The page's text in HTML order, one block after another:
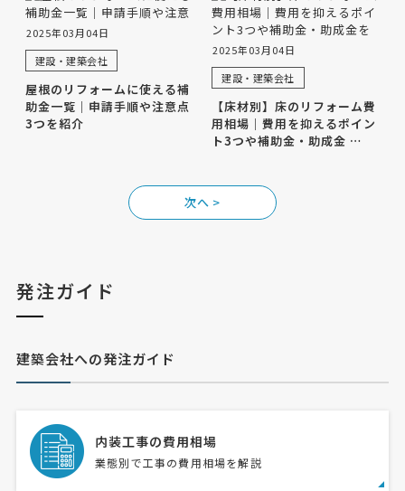
2025年03月04日
建設・建築会社
屋根のリフォームに使える補
助金一覧｜申請手順や注意点
3つを紹介
2025年03月04日
建設・建築会社
【床材別】床のリフォーム費
用相場｜費用を抑えるポイン
ト3つや補助金・助成金 …
>
発注ガイド
建築会社への発注ガイド
内装工事の費用相場
業態別で工事の費用相場を解説